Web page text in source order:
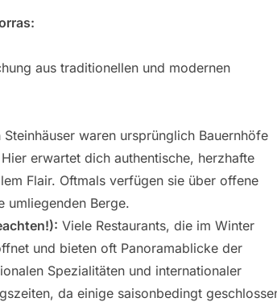
aus traditionellen und modernen
waren ursprünglich Bauernhöfe
erwartet dich authentische, herzhafte
Flair. Oftmals verfügen sie über offene
umliegenden Berge.
Viele Restaurants, die im Winter
und bieten oft Panoramablicke der
Spezialitäten und internationaler
da einige saisonbedingt